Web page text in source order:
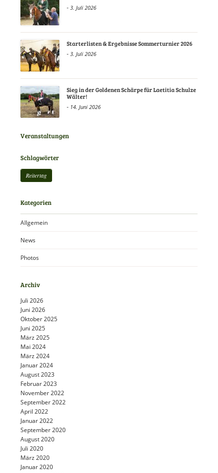
-3. Juli 2026
Starterlisten & Ergebnisse Sommerturnier 2026
-3. Juli 2026
Sieg in der Goldenen Schärpe für Laetitia Schulze
Wälter!
- 14. Juni 2026
Veranstaltungen
Schlagwörter
Reitertag
Kategorien
Allgemein
News
Photos
Archiv
Juli 2026
Juni 2026
Oktober 2025
Juni 2025
März 2025
Mai 2024
März 2024
Januar 2024
August 2023
Februar 2023
November 2022
September 2022
April 2022
Januar 2022
September 2020
August 2020
Juli 2020
März 2020
Januar 2020